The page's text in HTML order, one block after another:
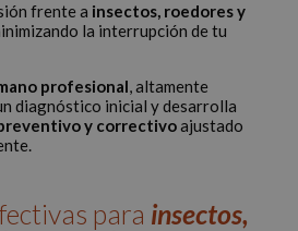
frente a insectos, roedores y
la interrupción de tu
profesional, altamente
diagnóstico inicial y desarrolla
y correctivoajustado
para insectos,